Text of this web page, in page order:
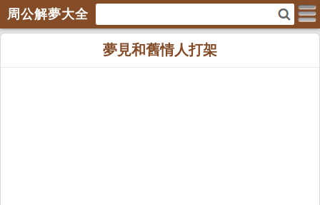
周公解夢大全
夢見和舊情人打架